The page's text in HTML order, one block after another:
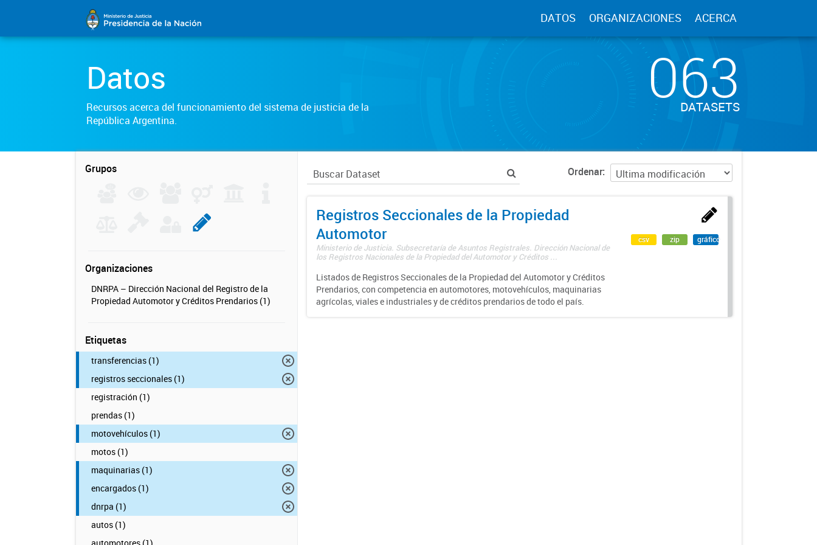
DATOS ORGANIZACIONES ACERCA
Datos
Recursos acerca del funcionamiento del sistema de justicia de la
República Argentina.
063
DATASETS
Grupos
Organizaciones
DNRPA – Dirección Nacional del Registro de la
Propiedad Automotor y Créditos Prendarios (1)
Etiquetas
transferencias (1)
registros seccionales (1)
registración (1)
prendas (1)
motovehículos (1)
motos (1)
maquinarias (1)
encargados (1)
dnrpa (1)
autos (1)
Ordenar
Registros Seccionales de la Propiedad
Automotor
Ministerio de Justicia. Subsecretaría de Asuntos Registrales. Dirección Nacional de
los Registros Nacionales de la Propiedad del Automotor y Créditos ...
Listados de Registros Seccionales de la Propiedad del Automotor y Créditos
Prendarios, con competencia en automotores, motovehículos, maquinarias
agrícolas, viales e industriales y de créditos prendarios de todo el país.
csv zip gráfico